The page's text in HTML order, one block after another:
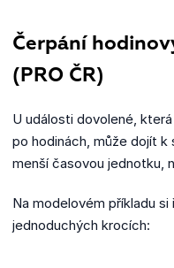
Čerpání
(PRO ČR)
U události dovolené,
po hodinách, může dojít
menší časovou jednotku,
Na modelovém příkladu
jednoduchých krocích: